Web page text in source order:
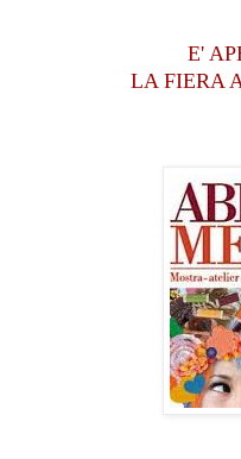
E'
LA FIERA